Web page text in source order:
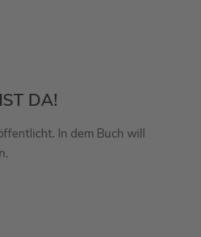
DA!
In dem Buch will